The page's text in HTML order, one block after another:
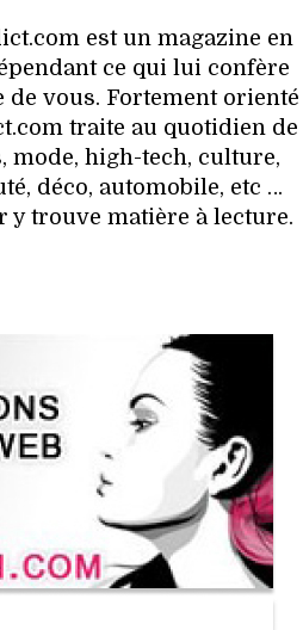
DE RUE
CRÉATEURS
est un magazine en
ce qui lui confère
vous. Fortement orienté
traite au quotidien de
mode, high-tech, culture,
déco, automobile, etc …
y trouve matière à lecture.